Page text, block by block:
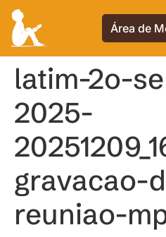
Área de
latim-2o-
2025-
gravacao-
reuniao-